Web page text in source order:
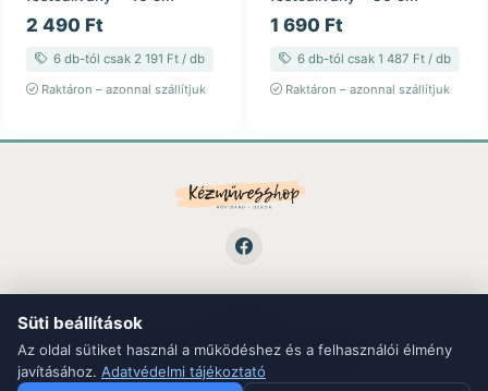
2 490 Ft
6 db-tól csak 2 191 Ft / db
Raktáron – azonnal szállítjuk
1 690 Ft
6 db-tól csak 1 487 Ft / db
Raktáron – azonnal szállítjuk
ÁSZFAdatvédelemKapcsolatBlog
Süti beállítások
Az oldal sütiket használ a működéshez és a felhasználói élmény
javításához. Adatvédelmi tájékoztató